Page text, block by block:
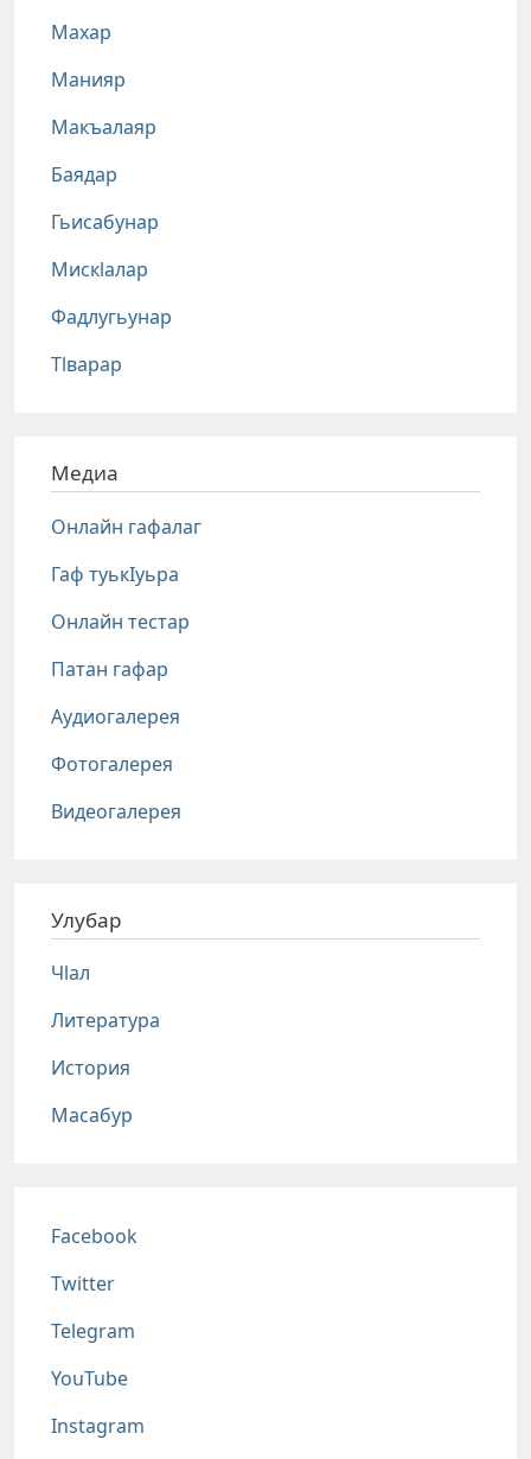
Махар
Манияр
Макъалаяр
Баядар
Гьисабунар
Мискlалар
Фадлугьунар
Тlварар
Медиа
Онлайн гафалаг
Гаф туькIуьра
Онлайн тестар
Патан гафар
Аудиогалерея
Фотогалерея
Видеогалерея
Улубар
Чlал
Литература
История
Масабур
Соц сети
Facebook
Twitter
Telegram
YouTube
Instagram